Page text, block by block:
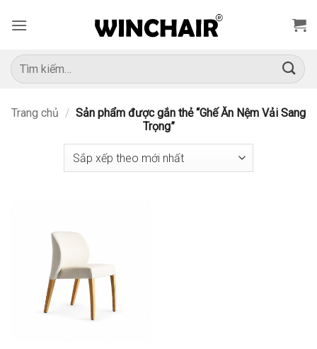
qua
dung
Tìm
kiếm:
Trang chủ / Sản phẩm được gắn thẻ “Ghế Ăn Nệm Vải Sang
Trọng”